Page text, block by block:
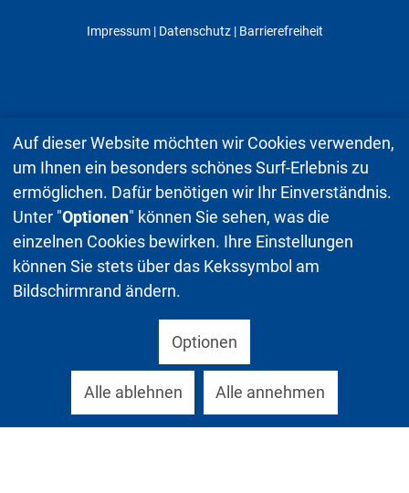
Impressum| Datenschutz| Barrierefreiheit
Auf dieser Website möchten wir Cookies verwenden,
um Ihnen ein besonders schönes Surf-Erlebnis zu
ermöglichen. Dafür benötigen wir Ihr Einverständnis.
Unter "Optionen" können Sie sehen, was die
einzelnen Cookies bewirken. Ihre Einstellungen
können Sie stets über das Kekssymbol am
Bildschirmrand ändern.
Optionen
Alle ablehnen Alle annehmen